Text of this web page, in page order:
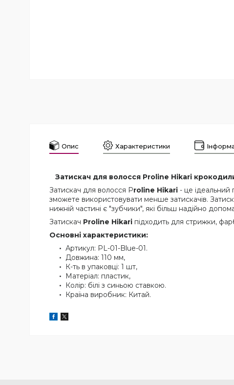
Опис Характеристики
Затискач для волосся Proline Hikari
Затискач для волосся Proline Hikari - це ідеальний
зможете використовувати менше затискачів.
нижній частині є "зубчики", які більш надійно
Затискач Proline Hikari підходить для стрижки,
Основні характеристики:
Артикул: PL-01-Blue-01.
Довжина: 110 мм,
К-ть в упаковці: 1 шт,
Матеріал: пластик,
Колір: білі з синьою ставкою.
Країна виробник: Китай.